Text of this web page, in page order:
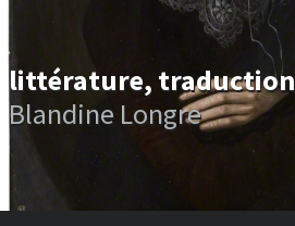
littérature, traduction
Blandine Longre